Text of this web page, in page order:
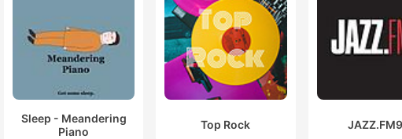
Sleep - Meandering
Piano
Top Rock